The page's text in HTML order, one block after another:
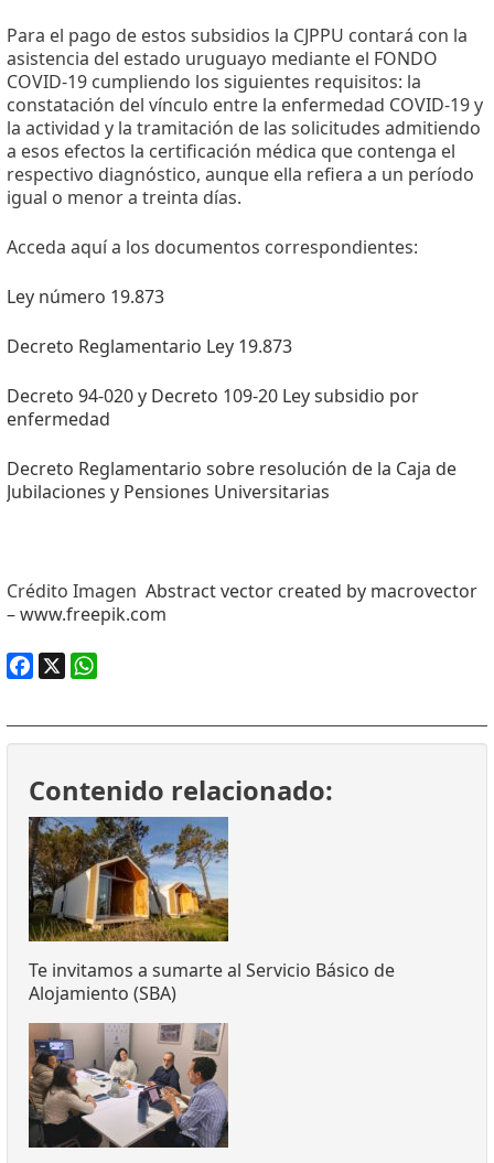
Para el pago de estos subsidios la CJPPU contará con la
asistencia del estado uruguayo mediante el FONDO
COVID-19 cumpliendo los siguientes requisitos: la
constatación del vínculo entre la enfermedad COVID-19 y
la actividad y la tramitación de las solicitudes admitiendo
a esos efectos la certificación médica que contenga el
respectivo diagnóstico, aunque ella refiera a un período
igual o menor a treinta días.
Acceda aquí a los documentos correspondientes:
Ley número 19.873
Decreto Reglamentario Ley 19.873
Decreto 94-020 y Decreto 109-20 Ley subsidio por
enfermedad
Decreto Reglamentario sobre resolución de la Caja de
Jubilaciones y Pensiones Universitarias
Crédito Imagen Abstract vector created by macrovector
– www.freepik.com
Contenido relacionado:
Te invitamos a sumarte al Servicio Básico de
Alojamiento (SBA)